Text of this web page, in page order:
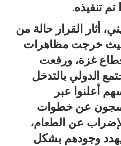
تم تنفيذه.
أثار القرار حالة من
حيث خرجت مظاهرات
غزة، ورفعت
الدولي بالتدخل
أعلنوا عبر
عن خطوات
عن الطعام،
يهدد وجودهم بشكل